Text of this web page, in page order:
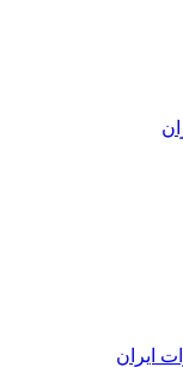
ایران